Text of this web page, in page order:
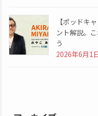
【ポッドキ
ント解説。
う
2026年6月1